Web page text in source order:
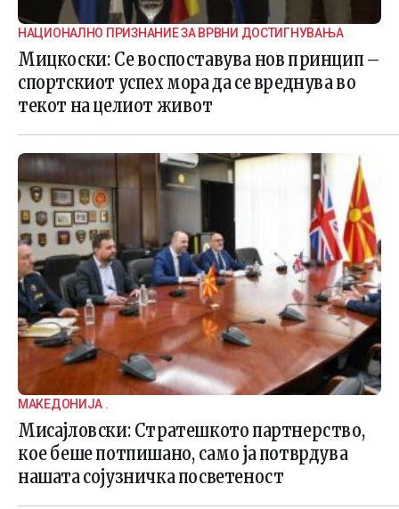
НАЦИОНАЛНО ПРИЗНАНИЕ ЗА ВРВНИ ДОСТИГНУВАЊА
Мицкоски: Се воспоставува нов принцип –
спортскиот успех мора да се вреднува во
текот на целиот живот
МАКЕДОНИЈА .
Мисајловски: Стратешкото партнерство,
кое беше потпишано, само ја потврдува
нашата сојузничка посветеност